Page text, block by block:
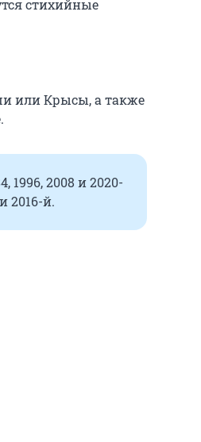
стихийные
или Крысы, а также
1996, 2008 и 2020-
2016-й.